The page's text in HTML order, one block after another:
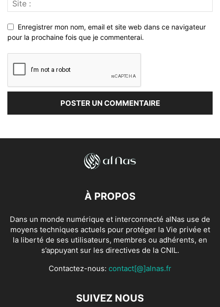
Enregistrer mon nom, email et site web dans ce navigateur
pour la prochaine fois que je commenterai.
À PROPOS
Dans un monde numérique et interconnecté alNas use de
moyens techniques actuels pour protéger la Vie privée et
la liberté de ses utilisateurs, membres ou adhérents, en
s’appuyant sur les directives de la CNIL.
Contactez-nous: contact[@]alnas.fr
SUIVEZ NOUS